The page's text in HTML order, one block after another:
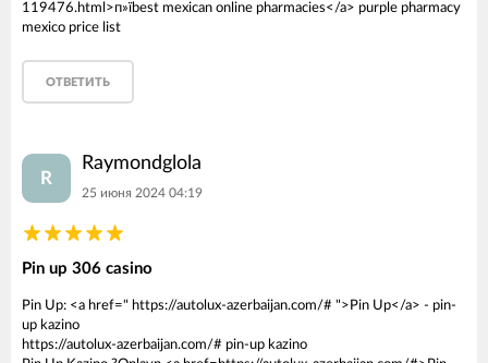
119476.html>п»їbest mexican online pharmacies</a> purple pharmacy
mexico price list
ОТВЕТИТЬ
R
Raymondglola
25 июня 2024 04:19
Pin up 306 casino
Pin Up: <a href=" https://autolux-azerbaijan.com/# ">Pin Up</a> - pin-
up kazino
https://autolux-azerbaijan.com/# pin-up kazino